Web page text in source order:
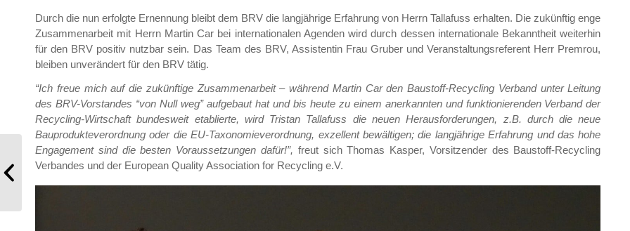
Durch die nun erfolgte Ernennung bleibt dem BRV die langjährige Erfahrung von Herrn Tallafuss erhalten. Die zukünftig enge
Zusammenarbeit mit Herrn Martin Car bei internationalen Agenden wird durch dessen internationale Bekanntheit weiterhin
für den BRV positiv nutzbar sein. Das Team des BRV, Assistentin Frau Gruber und Veranstaltungsreferent Herr Premrou,
bleiben unverändert für den BRV tätig.
“Ich freue mich auf die zukünftige Zusammenarbeit – während Martin Car den Baustoff-Recycling Verband unter Leitung
des BRV-Vorstandes “von Null weg” aufgebaut hat und bis heute zu einem anerkannten und funktionierenden Verband der
Recycling-Wirtschaft bundesweit etablierte, wird Tristan Tallafuss die neuen Herausforderungen, z.B. durch die neue
Bauprodukteverordnung oder die EU-Taxonomieverordnung, exzellent bewältigen; die langjährige Erfahrung und das hohe
Engagement sind die besten Voraussetzungen dafür!”, freut sich Thomas Kasper, Vorsitzender des Baustoff-Recycling
Verbandes und der European Quality Association for Recycling e.V.
Mitgliederinformation 01/2025